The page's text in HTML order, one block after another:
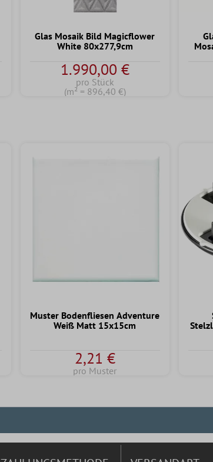
Glas Mosaik Bild Magicflower
White 80x277,9cm
1.990,00 €
pro Stück
(m² = 896,40 €)
Muster Bodenfliesen Adventure
Weiß Matt 15x15cm
2,21 €
pro Muster